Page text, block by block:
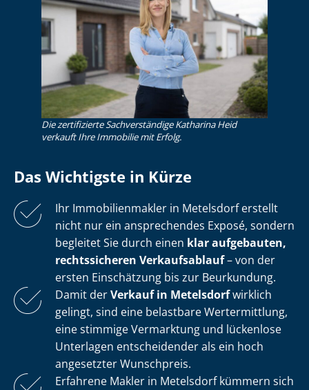
Die zertifizierte Sachverständige Katharina Heid
verkauft Ihre Immobilie mit Erfolg.
Das Wichtigste in Kürze
Ihr Im­mo­bi­li­en­mak­ler in Metelsdorf erstellt
nicht nur ein ansprechendes Exposé, sondern
begleitet Sie durch einen klar aufgebauten,
rechtssicheren Verkaufsablauf– von der
ersten Einschätzung bis zur Beurkundung.
Damit derVerkauf in Metelsdorfwirklich
gelingt, sind eine belastbare Wertermittlung,
eine stimmige Vermarktung und lückenlose
Unterlagen entscheidender als ein hoch
angesetzter Wunschpreis.
Erfahrene Makler in Metelsdorf kümmern sich